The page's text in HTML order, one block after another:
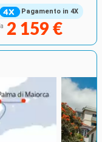
Pagamento in 4X
2 159 €